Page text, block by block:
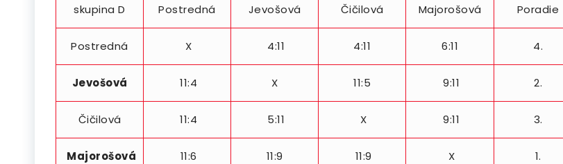
skupina D Postredná Jevošová Čičilová Majorošová Poradie
Postredná X 4:11 4:11 6:11 4.
Jevošová 11:4 X 11:5 9:11 2.
Čičilová 11:4 5:11 X 9:11 3.
Majorošová 11:6 11:9 11:9 X 1.